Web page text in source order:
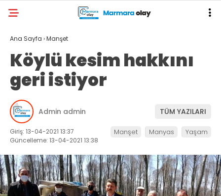
Ana Sayfa ›Manşet
Köylü kesim hakkını
geri istiyor
Admin admin TÜM YAZILARI
Giriş: 13-04-2021 13:37
Güncelleme: 13-04-2021 13:38
Manşet Manyas Yaşam